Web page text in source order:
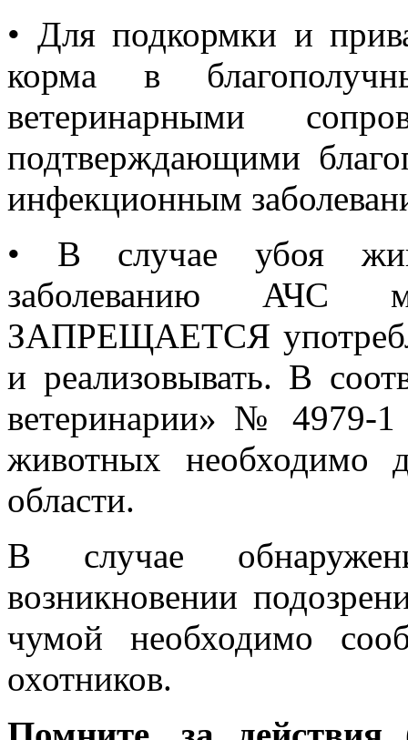
• Для подкормки и
корма в
ветеринарными
подтверждающими
инфекционным
• В случае убоя
заболеванию АЧС
ЗАПРЕЩАЕТСЯ
и реализовывать. В
ветеринарии» № 4979-
животных необходимо
области.
В случае
возникновении
чумой необходимо
охотников.